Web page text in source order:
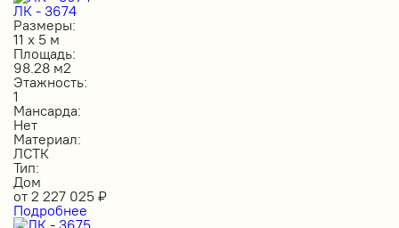
ЛК - 3674
Размеры:
11 х 5 м
Площадь:
98.28 м2
Этажность:
1
Мансарда:
Нет
Материал:
ЛСТК
Тип:
Дом
от 2 227 025 ₽
Подробнее